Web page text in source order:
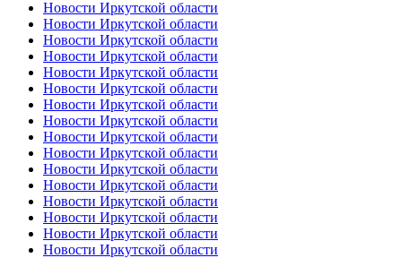
Новости Иркутской области
Новости Иркутской области
Новости Иркутской области
Новости Иркутской области
Новости Иркутской области
Новости Иркутской области
Новости Иркутской области
Новости Иркутской области
Новости Иркутской области
Новости Иркутской области
Новости Иркутской области
Новости Иркутской области
Новости Иркутской области
Новости Иркутской области
Новости Иркутской области
Новости Иркутской области